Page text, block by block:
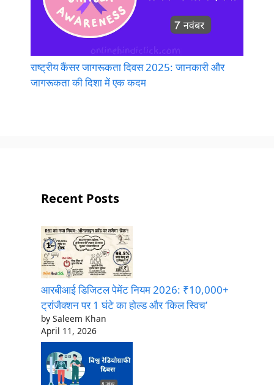
राष्ट्रीय कैंसर जागरूकता दिवस 2025: जानकारी और
जागरूकता की दिशा में एक कदम
Recent Posts
आरबीआई डिजिटल पेमेंट नियम 2026: ₹10,000+
ट्रांजैक्शन पर 1 घंटे का होल्ड और ‘किल स्विच’
by Saleem Khan
April 11, 2026